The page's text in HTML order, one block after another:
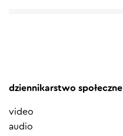
dziennikarstwo społeczne
video
audio